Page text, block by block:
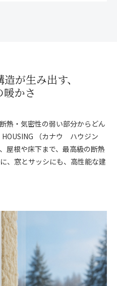
が生み出す、
暖かさ
熱・気密性の弱い部分からどん
（カナウ ハウジン
屋根や床下まで、最高級の断熱
、窓とサッシにも、高性能な建